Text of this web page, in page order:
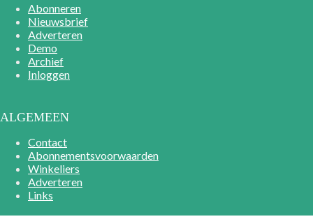
Abonneren
Nieuwsbrief
Adverteren
Demo
Archief
Inloggen
ALGEMEEN
Contact
Abonnementsvoorwaarden
Winkeliers
Adverteren
Links